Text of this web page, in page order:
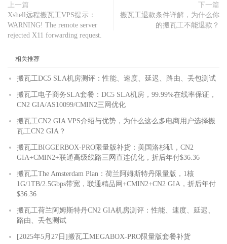
上一篇
Xshell远程搬瓦工VPS提示：
WARNING! The remote server
rejected X11 forwarding request.
下一篇
搬瓦工退款条件详解，为什么你
的搬瓦工不能退款？
相关推荐
搬瓦工DC5 SLA机房测评：性能、速度、延迟、路由、丢包测试
搬瓦工电子商务SLA套餐：DC5 SLA机房，99.99%在线率保证，
CN2 GIA/AS10099/CMIN2三网优化
搬瓦工CN2 GIA VPS介绍与优势，为什么这么多电商用户选择搬
瓦工CN2 GIA？
搬瓦工BIGGERBOX-PRO限量版补货：美国洛杉矶，CN2
GIA+CMIN2+联通高级线路三网直连优化，折后年付$36.36
搬瓦工The Amsterdam Plan：荷兰阿姆斯特丹限量版，1核
1G/1TB/2.5Gbps带宽，联通精品网+CMIN2+CN2 GIA，折后年付
$36.36
搬瓦工荷兰阿姆斯特丹CN2 GIA机房测评：性能、速度、延迟、
路由、丢包测试
[2025年5月27日]搬瓦工MEGABOX-PRO限量版套餐补货